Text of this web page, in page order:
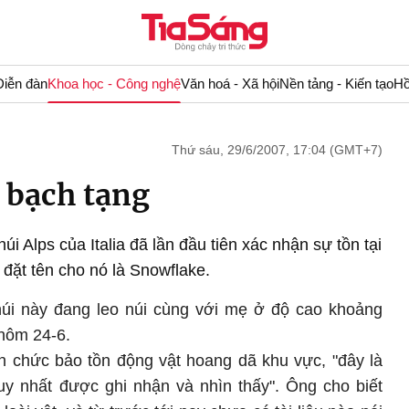
đànKhoa học - Công nghệVăn hoá - Xã hộiNền tảng - Kiến tạo
Thứ sáu, 29/6/2007, 17:04 (GMT+7)
tạng
Alps của Italia đã lần đầu tiên xác nhận sự tồn tại
tên cho nó là Snowflake.
này đang leo núi cùng với mẹ ở độ cao khoảng
24-6.
chức bảo tồn động vật hoang dã khu vực, "đây là
nhất được ghi nhận và nhìn thấy". Ông cho biết